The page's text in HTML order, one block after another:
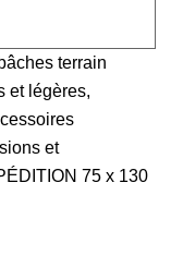
terrain
et légères,
et
75 x 130